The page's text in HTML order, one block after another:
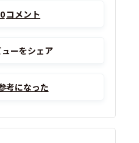
0コメント
ューをシェア
考になった